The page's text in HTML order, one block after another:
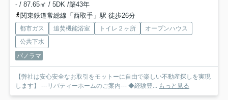
- / 87.65㎡ / 5DK /築43年
関東鉄道常総線「西取手」駅 徒歩26分
都市ガス 追焚機能浴室 トイレ２ヶ所
オープンハウス
公共下水
パノラマ
【弊社は安心安全なお取引をモットーに自由で楽しい不動産探しを実現
します】 ---リバティーホームのご案内--- ◆経験豊... もっと見る